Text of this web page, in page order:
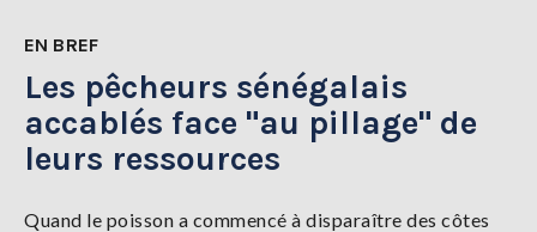
TENDANCES
SERVICES
LA
EN BREF
Les pêcheurs sénégalais
accablés face "au pillage" de
leurs ressources
Quand le poisson a commencé à disparaître des côtes